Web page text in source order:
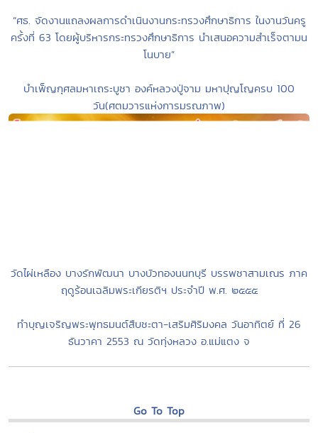
“ศธ. จัดงานแถลงผลการดำเนินงานกระทรวงศึกษาธิการ ในงานวันครู
ครั้งที่ 63 โดยผู้บริหารกระทรวงศึกษาธิการ นำเสนอความสำเร็จตามน
โนบาย”
บำเพ็ญกุศลมหาเถระบูชา องค์หลวงปู่จาม มหาปุญโญครบ 100
วัน(ศตมวารแห่งการมรณภาพ)
วัดไผ่เหลือง บางรักพัฒนา บางบัวทองนนทบุรี บรรพชาสามเณร ภาค
ฤดูร้อนเฉลิมพระเกียรติฯ ประจำปี พ.ศ. ๒๕๕๕
ทำบุญเจริญพระพุทธมนต์สืบชะตา-เสริมศิริมงคล วันอาทิตย์ ที่ 26
ธันวาคา 2553 ณ วัดทุ่งหลวง อ.แม่แตง จ
Go To Top